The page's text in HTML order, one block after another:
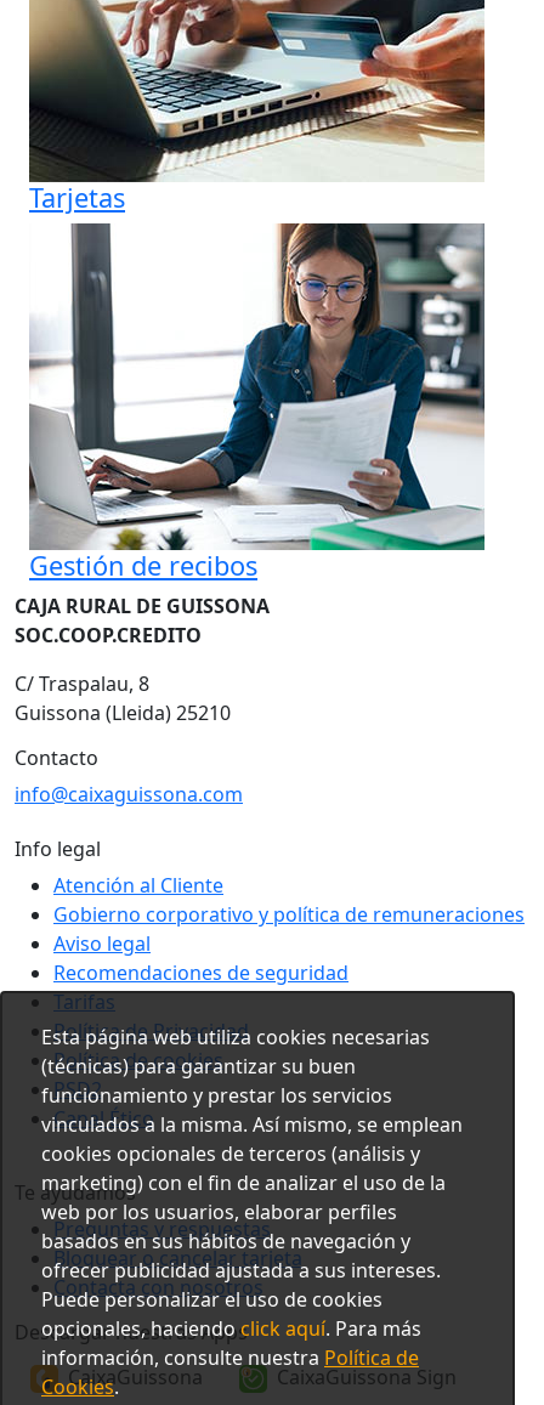
Tarjetas
Gestión de recibos
CAJA RURAL DE GUISSONA
SOC.COOP.CREDITO
C/ Traspalau, 8
Guissona (Lleida) 25210
Contacto
info@caixaguissona.com
Info legal
Atención al Cliente
Gobierno corporativo y política de remuneraciones
Aviso legal
Recomendaciones de seguridad
Tarifas
Política de Privacidad
Política de cookies
PSD2
Canal Ético
Te ayudamos
Preguntas y respuestas
Bloquear o cancelar tarjeta
Contacta con nosotros
Descargar nuestras Apps
CaixaGuissona
CaixaGuissona Sign
Esta página web utiliza cookies necesarias
(técnicas) para garantizar su buen
funcionamiento y prestar los servicios
vinculados a la misma. Así mismo, se emplean
cookies opcionales de terceros (análisis y
marketing) con el fin de analizar el uso de la
web por los usuarios, elaborar perfiles
basados en sus hábitos de navegación y
ofrecer publicidad ajustada a sus intereses.
Puede personalizar el uso de cookies
opcionales, haciendoclick aquí. Para más
información, consulte nuestra Política de
Cookies.